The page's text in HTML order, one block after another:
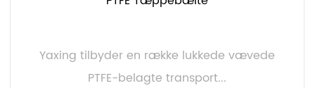
Yaxing tilbyder en række lukkede vævede
PTFE-belagte transport...